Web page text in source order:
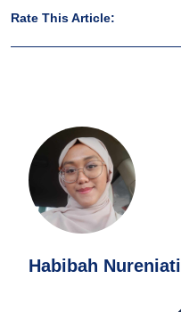
Rate This Article:
Habibah Nureniati